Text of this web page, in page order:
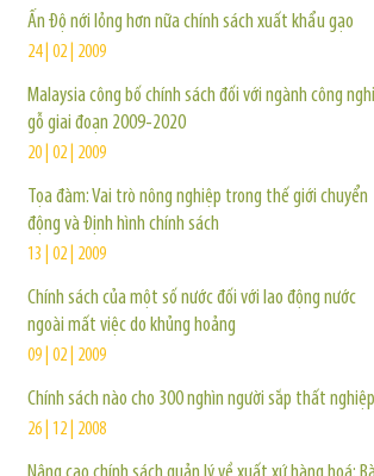
Ấn Độ nới lỏng hơn nữa chính sách xuất khẩu gạo
24 | 02 | 2009
Malaysia công bố chính sách đối với ngành công
gỗ giai đoạn 2009-2020
20 | 02 | 2009
Tọa đàm: Vai trò nông nghiệp trong thế giới chuyển
động và Định hình chính sách
13 | 02 | 2009
Chính sách của một số nước đối với lao động nước
ngoài mất việc do khủng hoảng
09 | 02 | 2009
Chính sách nào cho 300 nghìn người sắp thất
26 | 12 | 2008